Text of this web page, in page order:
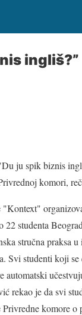
ingliš?”
ju spik biznis
komori,
"Kontext"
studenta
stručna praksa
Svi studenti koji
automatski
rekao je da svi
komore o